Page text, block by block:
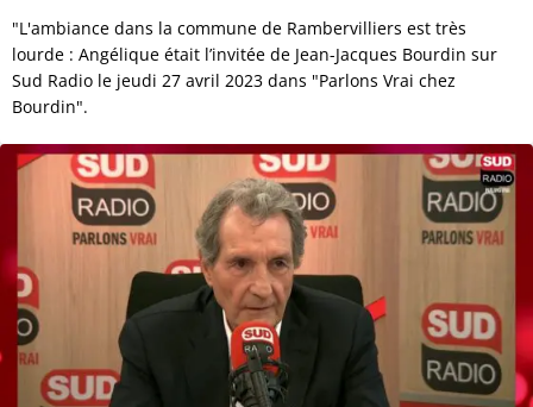
"L'ambiance dans la commune de Rambervilliers est très
lourde : Angélique était l’invitée de Jean-Jacques Bourdin sur
Sud Radio le jeudi 27 avril 2023 dans "Parlons Vrai chez
Bourdin".